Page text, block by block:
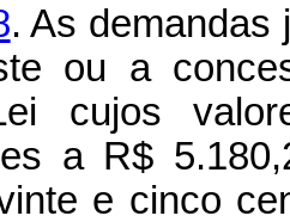
. As demandas
ou a
cujos
a R$
e cinco